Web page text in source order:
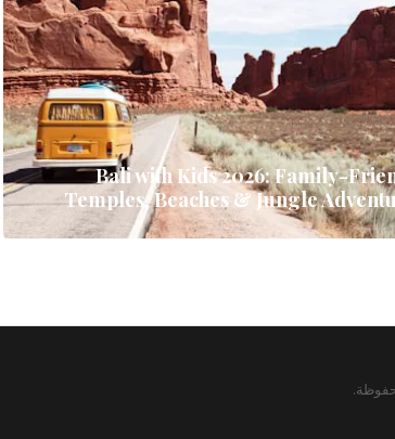
Bali with Kids 2026: Family-
Temples, Beaches & Jungle